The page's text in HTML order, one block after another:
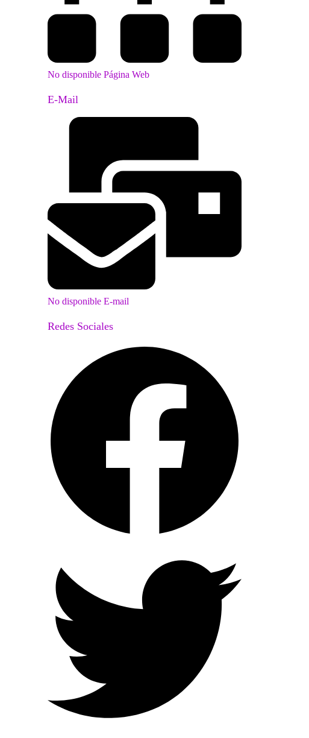
No disponible Página Web
E-Mail
No disponible E-mail
Redes Sociales